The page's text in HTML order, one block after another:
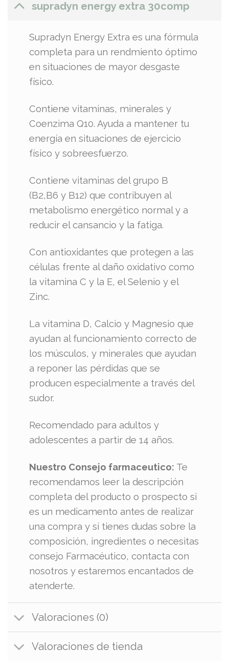
supradyn energy extra 30comp
Supradyn Energy Extra es una fórmula
completa para un rendmiento óptimo
en situaciones de mayor desgaste
físico.
Contiene vitaminas, minerales y
Coenzima Q10. Ayuda a mantener tu
energía en situaciones de ejercicio
físico y sobreesfuerzo.
Contiene vitaminas del grupo B
(B2,B6 y B12) que contribuyen al
metabolismo energético normal y a
reducir el cansancio y la fatiga.
Con antioxidantes que protegen a las
células frente al daño oxidativo como
la vitamina C y la E, el Selenio y el
Zinc.
La vitamina D, Calcio y Magnesio que
ayudan al funcionamiento correcto de
los músculos, y minerales que ayudan
a reponer las pérdidas que se
producen especialmente a través del
sudor.
Recomendado para adultos y
adolescentes a partir de 14 años.
Nuestro Consejo farmaceutico: Te
recomendamos leer la descripción
completa del producto o prospecto si
es un medicamento antes de realizar
una compra y si tienes dudas sobre la
composición, ingredientes o necesitas
consejo Farmacéutico, contacta con
nosotros y estaremos encantados de
atenderte.
Valoraciones (0)
Valoraciones de tienda